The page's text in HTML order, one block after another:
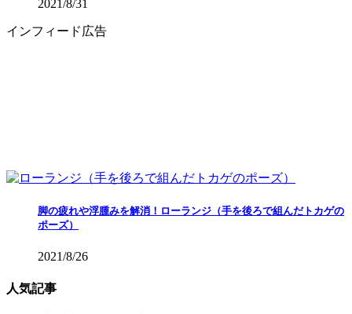
2021/8/31
インフィード広告
脚の疲れや浮腫みを解消！ローランジ（手を後ろで組んだトカゲの
ポーズ）
2021/8/26
人気記事